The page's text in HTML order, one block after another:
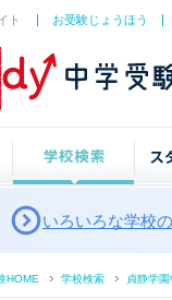
ト お受験じょうほう
いろいろな学校
HOME 学校検索 貞静学